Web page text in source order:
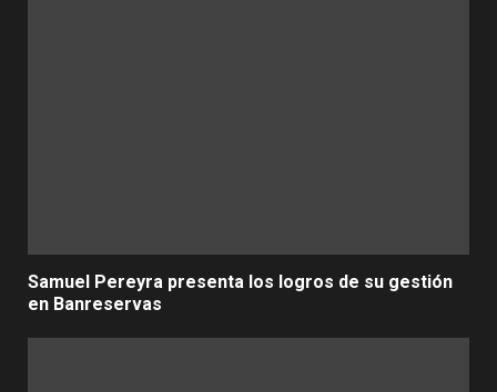
Samuel Pereyra presenta los logros de su gestión
en Banreservas